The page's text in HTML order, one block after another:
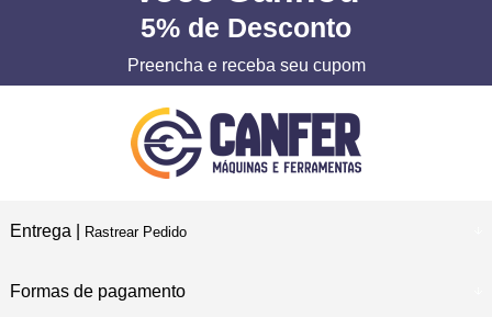
5% de Desconto
Preencha e receba seu cupom
Entrega | Rastrear Pedido
Formas de pagamento